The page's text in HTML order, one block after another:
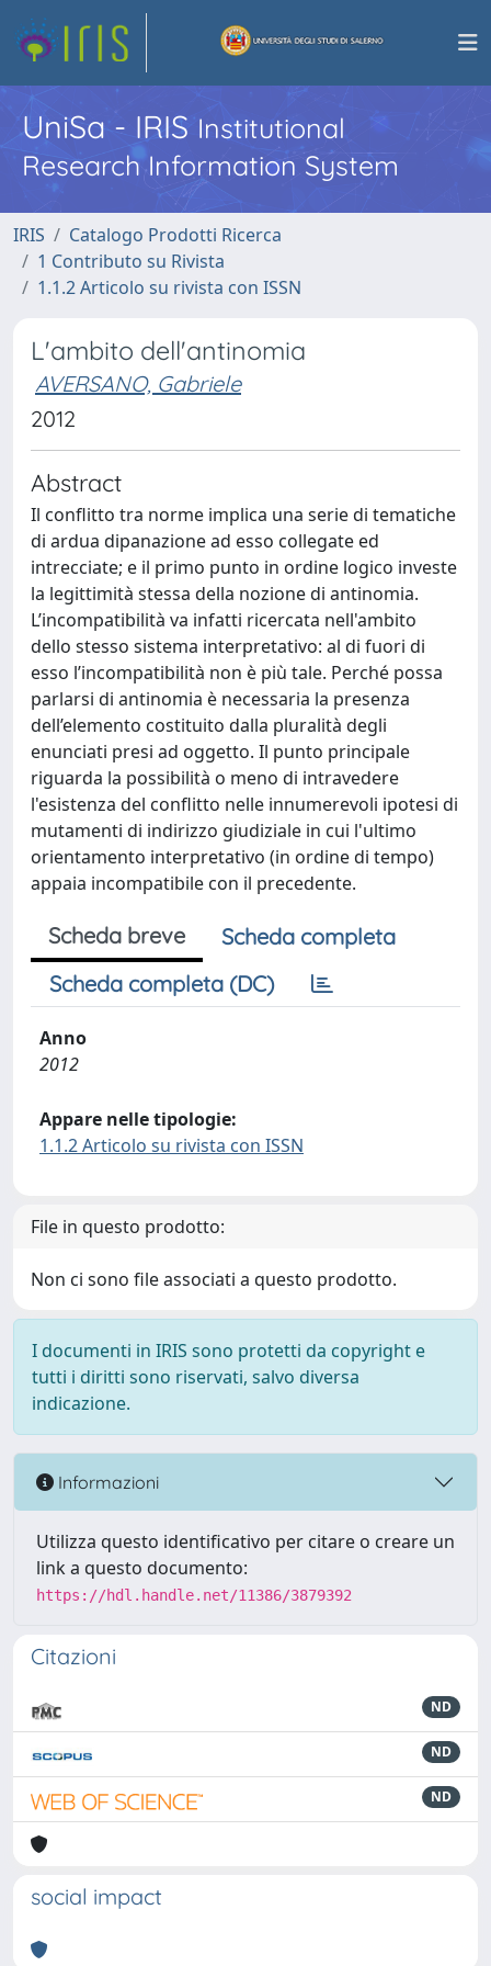
UniSa - IRISInstitutional
Research Information System
IRIS
Catalogo Prodotti Ricerca
1 Contributo su Rivista
1.1.2 Articolo su rivista con ISSN
L'ambito dell'antinomia
AVERSANO, Gabriele
2012
Abstract
Il conflitto tra norme implica una serie di tematiche
di ardua dipanazione ad esso collegate ed
intrecciate; e il primo punto in ordine logico investe
la legittimità stessa della nozione di antinomia.
L’incompatibilità va infatti ricercata nell'ambito
dello stesso sistema interpretativo: al di fuori di
esso l’incompatibilità non è più tale. Perché possa
parlarsi di antinomia è necessaria la presenza
dell’elemento costituito dalla pluralità degli
enunciati presi ad oggetto. Il punto principale
riguarda la possibilità o meno di intravedere
l'esistenza del conflitto nelle innumerevoli ipotesi di
mutamenti di indirizzo giudiziale in cui l'ultimo
orientamento interpretativo (in ordine di tempo)
appaia incompatibile con il precedente.
Scheda breve
Scheda completa
Scheda completa (DC)
Anno
2012
Appare nelle tipologie:
1.1.2 Articolo su rivista con ISSN
File in questo prodotto:
Non ci sono file associati a questo prodotto.
I documenti in IRIS sono protetti da copyright e
tutti i diritti sono riservati, salvo diversa
indicazione.
Informazioni
Utilizza questo identificativo per citare o creare un
link a questo documento:
https://hdl.handle.net/11386/3879392
Citazioni
ND
ND
ND
social impact